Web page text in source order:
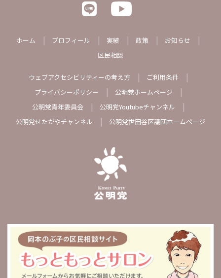
ホーム プロフィール 実績 政策
お知らせ
区民相談
ウェブアクセシビリティーの考え方
ご利用条件
プライバシーポリシー
公明党ホームページ
公明党青年委員会
公明党Youtubeチャンネル
公明党せたがやチャンネル
公明党世田谷区議団ホームページ